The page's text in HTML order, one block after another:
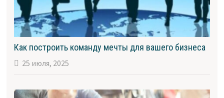
Как построить команду мечты для вашего бизнеса
25 июля, 2025